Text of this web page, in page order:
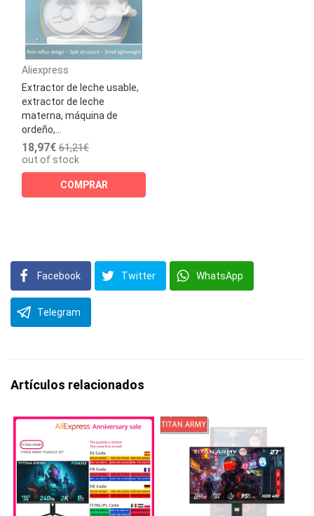
Aliexpress
Extractor de leche usable,
extractor de leche
materna, máquina de
ordeño,...
18,97€ 61,21€
out of stock
COMPRAR
Facebook Twitter WhatsApp
Telegram
Artículos relacionados